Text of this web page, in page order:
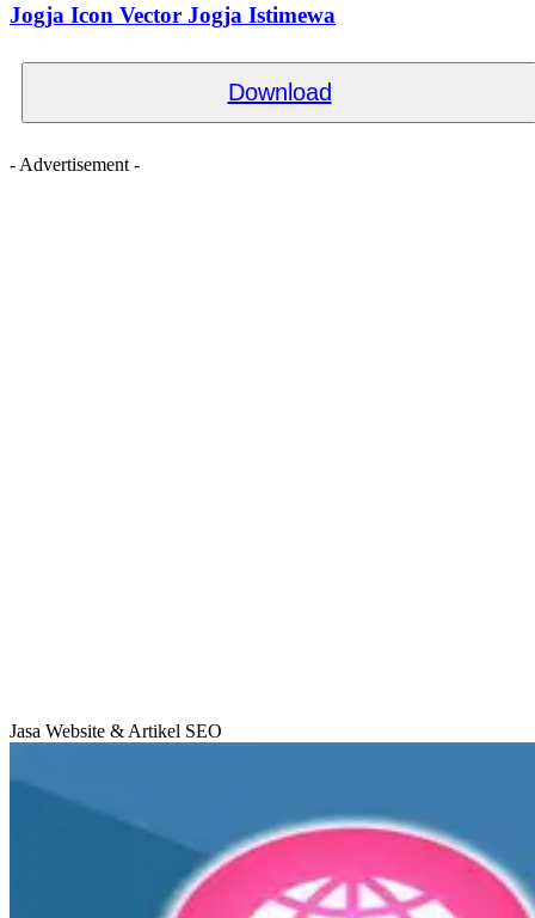
Jogja Icon Vector Jogja Istimewa
Download
- Advertisement -
Jasa Website & Artikel SEO